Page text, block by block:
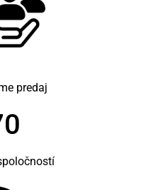
predaj